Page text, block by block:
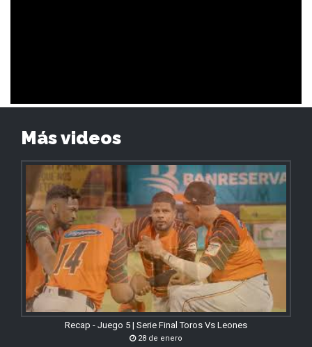
Más videos
Recap - Juego 5 | Serie Final Toros Vs Leones
28 de enero